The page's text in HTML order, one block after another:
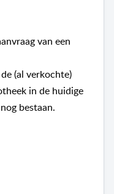
van een
(al verkochte)
in de huidige
bestaan.